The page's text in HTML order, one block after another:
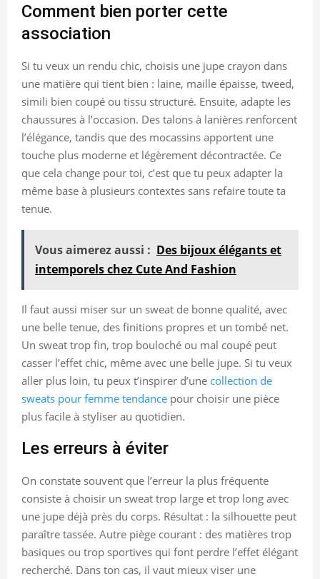
Comment bien porter cette
association
Si tu veux un rendu chic, choisis une jupe crayon dans
une matière qui tient bien : laine, maille épaisse, tweed,
simili bien coupé ou tissu structuré. Ensuite, adapte les
chaussures à l’occasion. Des talons à lanières renforcent
l’élégance, tandis que des mocassins apportent une
touche plus moderne et légèrement décontractée. Ce
que cela change pour toi, c’est que tu peux adapter la
même base à plusieurs contextes sans refaire toute ta
tenue.
Vous aimerez aussi : Des bijoux élégants et
intemporels chez Cute And Fashion
Il faut aussi miser sur un sweat de bonne qualité, avec
une belle tenue, des finitions propres et un tombé net.
Un sweat trop fin, trop bouloché ou mal coupé peut
casser l’effet chic, même avec une belle jupe. Si tu veux
aller plus loin, tu peux t’inspirer d’une collection de
sweats pour femme tendance pour choisir une pièce
plus facile à styliser au quotidien.
Les erreurs à éviter
On constate souvent que l’erreur la plus fréquente
consiste à choisir un sweat trop large et trop long avec
une jupe déjà près du corps. Résultat : la silhouette peut
paraître tassée. Autre piège courant : des matières trop
basiques ou trop sportives qui font perdre l’effet élégant
recherché. Dans ton cas, il vaut mieux viser une